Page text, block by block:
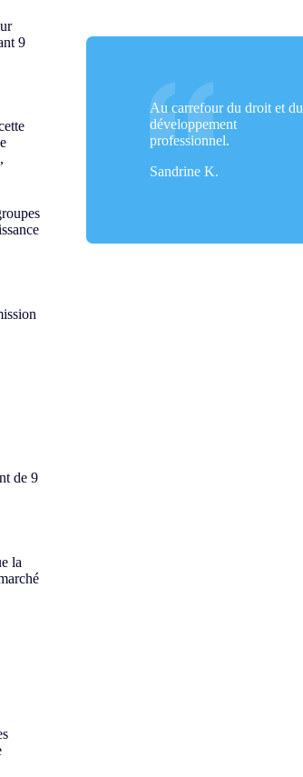
9
de 9
la
Au carrefour du droit et du
développement
professionnel.
Sandrine K.